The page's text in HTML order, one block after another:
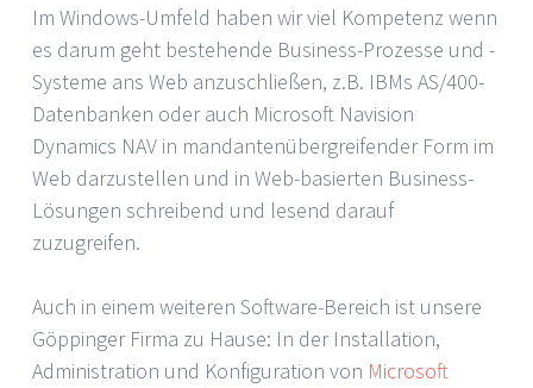
Im Windows-Umfeld haben wir viel Kompetenz wenn
es darum geht bestehende Business-Prozesse und -
Systeme ans Web anzuschließen, z.B. IBMs AS/400-
Datenbanken oder auch Microsoft Navision
Dynamics NAV in mandantenübergreifender Form im
Web darzustellen und in Web-basierten Business-
Lösungen schreibend und lesend darauf
zuzugreifen.
Auch in einem weiteren Software-Bereich ist unsere
Göppinger Firma zu Hause: In der Installation,
Administration und Konfiguration von Microsoft